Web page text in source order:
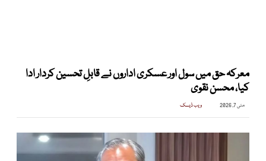
معرکہ حق میں سول اور عسکری اداروں نے قابلِ تحسین کردار ادا
کیا، محسن نقوی
مئی 7, 2026 ویب ڈیسک